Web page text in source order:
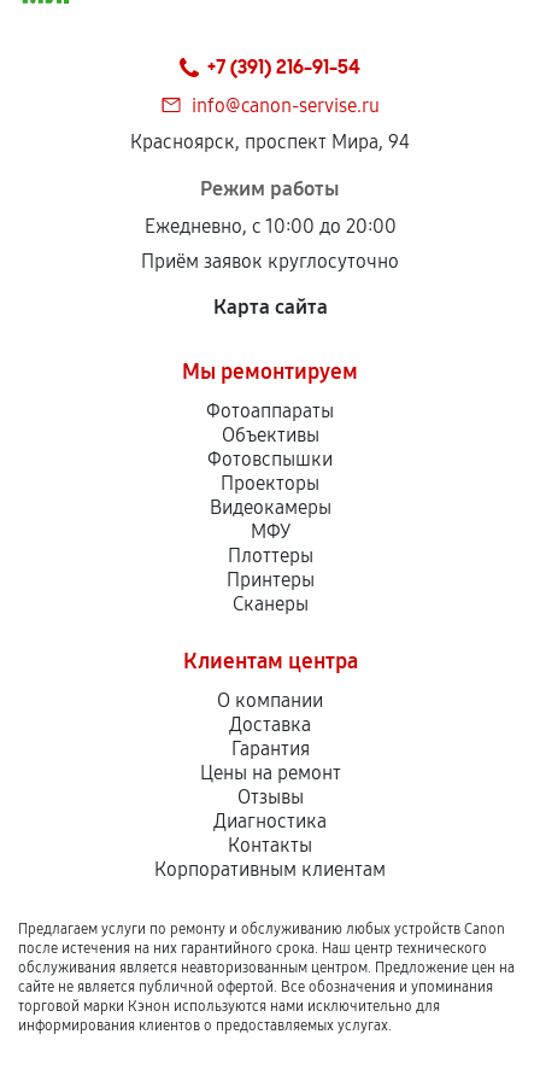
центром.
При этом гарантия на сами комплектующие
продавца. За качество сторонних деталей
сервисный центр ответственности не несет.
+7 (391) 216-91-54
info@canon-servise.ru
Красноярск, проспект Мира, 94
Режим работы
Ежедневно, с 10:00 до 20:00
Приём заявок круглосуточно
Карта сайта
Мы ремонтируем
Фотоаппараты
Объективы
Фотовспышки
Проекторы
Видеокамеры
МФУ
Плоттеры
Принтеры
Сканеры
Клиентам центра
О компании
Доставка
Гарантия
Цены на ремонт
Отзывы
Диагностика
Контакты
Корпоративным клиентам
Предлагаем услуги по ремонту и обслуживанию любых устройств Canon
после истечения на них гарантийного срока. Наш центр технического
обслуживания является неавторизованным центром. Предложение цен на
сайте не является публичной офертой. Все обозначения и упоминания
торговой марки Кэнон используются нами исключительно для
информирования клиентов о предоставляемых услугах.